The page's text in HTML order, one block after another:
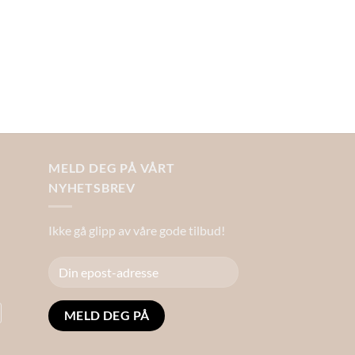
MELD DEG PÅ VÅRT
NYHETSBREV
Ikke gå glipp av våre gode tilbud!